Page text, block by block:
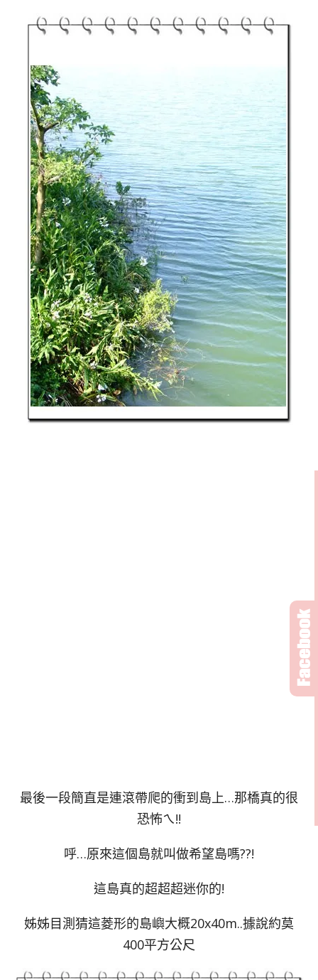
最後一段簡直是連滾帶爬的衝到島上…那橋真的很
恐怖ㄟ!!
呼…原來這個島就叫做希望島嗎??!
這島真的超超超迷你的!
姊姊目測猜這菱形的島嶼大概20x40m..據說約莫
400平方公尺